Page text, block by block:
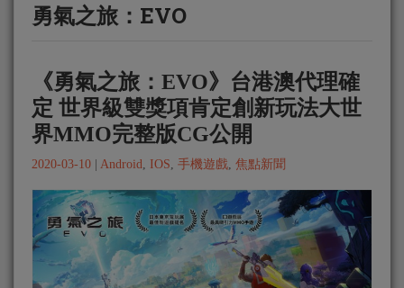
勇氣之旅：EVO
《勇氣之旅：EVO》台港澳代理確
定 世界級雙獎項肯定創新玩法大世
界MMO完整版CG公開
2020-03-10 Android, IOS, 手機遊戲, 焦點新聞